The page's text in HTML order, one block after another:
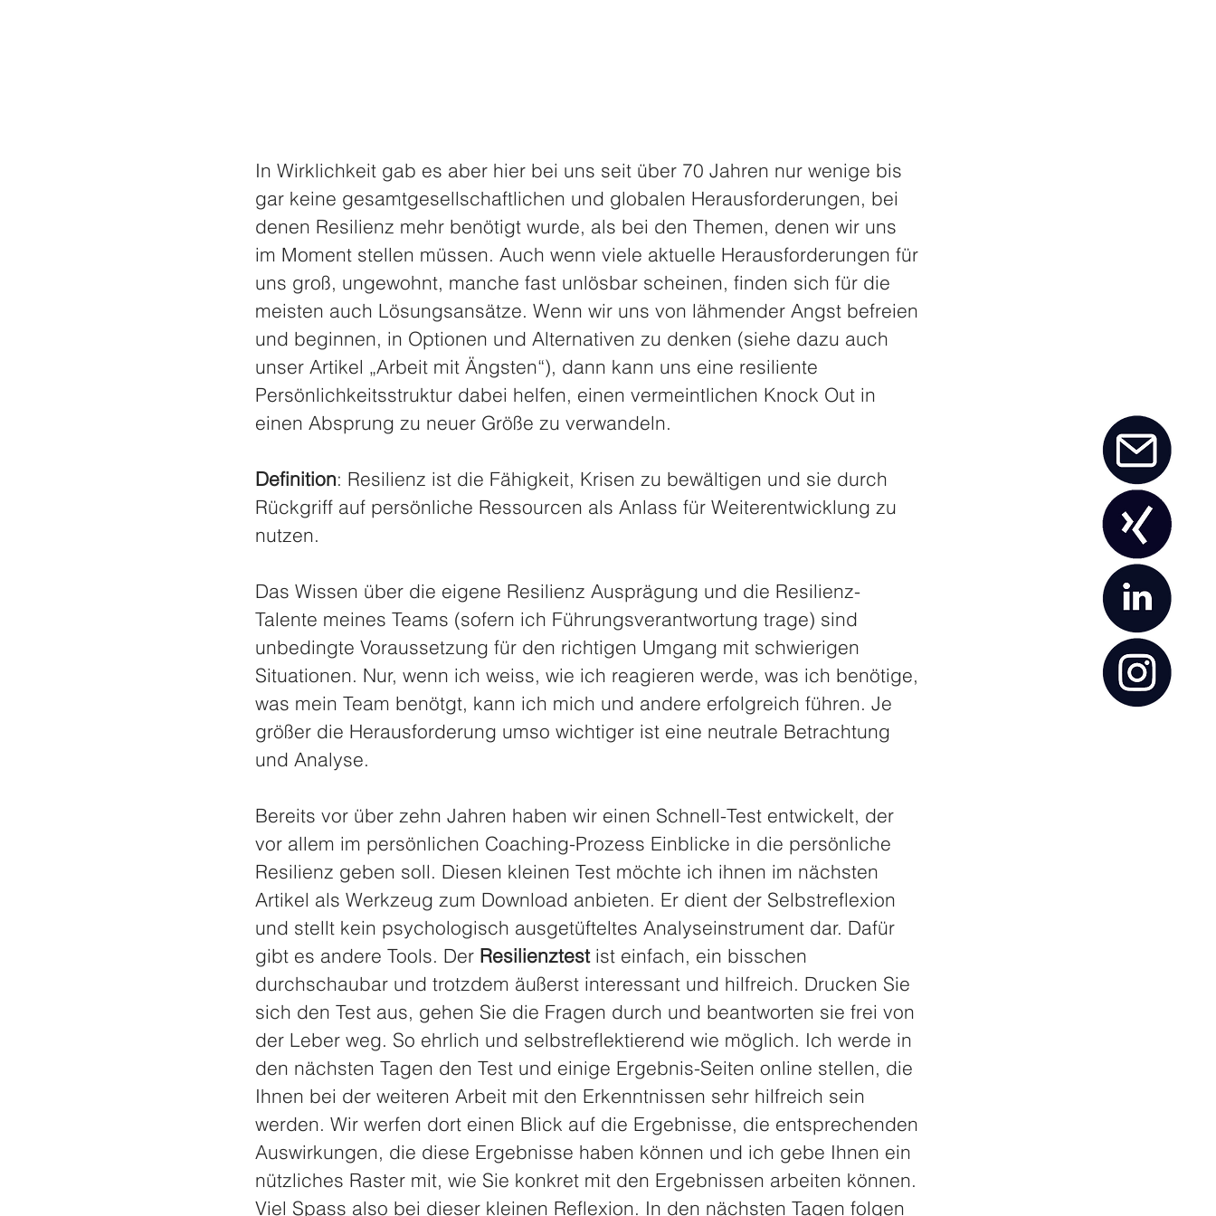
In Wirklichkeit gab es aber hier bei uns seit über 70 Jahren nur wenige bis
gar keine gesamtgesellschaftlichen und globalen Herausforderungen, bei
denen Resilienz mehr benötigt wurde, als bei den Themen, denen wir uns
im Moment stellen müssen. Auch wenn viele aktuelle Herausforderungen für
uns groß, ungewohnt, manche fast unlösbar scheinen, finden sich für die
meisten auch Lösungsansätze. Wenn wir uns von lähmender Angst befreien
und beginnen, in Optionen und Alternativen zu denken (siehe dazu auch
unser Artikel „Arbeit mit Ängsten“), dann kann uns eine resiliente
Persönlichkeitsstruktur dabei helfen, einen vermeintlichen Knock Out in
einen Absprung zu neuer Größe zu verwandeln.
Definition: Resilienz ist die Fähigkeit, Krisen zu bewältigen und sie durch
Rückgriff auf persönliche Ressourcen als Anlass für Weiterentwicklung zu
nutzen.
Das Wissen über die eigene Resilienz Ausprägung und die Resilienz-
Talente meines Teams (sofern ich Führungsverantwortung trage) sind
unbedingte Voraussetzung für den richtigen Umgang mit schwierigen
Situationen. Nur, wenn ich weiss, wie ich reagieren werde, was ich benötige,
was mein Team benötgt, kann ich mich und andere erfolgreich führen. Je
größer die Herausforderung umso wichtiger ist eine neutrale Betrachtung
und Analyse.
Bereits vor über zehn Jahren haben wir einen Schnell-Test entwickelt, der
vor allem im persönlichen Coaching-Prozess Einblicke in die persönliche
Resilienz geben soll. Diesen kleinen Test möchte ich ihnen im nächsten
Artikel als Werkzeug zum Download anbieten. Er dient der Selbstreflexion
und stellt kein psychologisch ausgetüfteltes Analyseinstrument dar. Dafür
gibt es andere Tools. Der Resilienztest ist einfach, ein bisschen
durchschaubar und trotzdem äußerst interessant und hilfreich. Drucken Sie
sich den Test aus, gehen Sie die Fragen durch und beantworten sie frei von
der Leber weg. So ehrlich und selbstreflektierend wie möglich. Ich werde in
den nächsten Tagen den Test und einige Ergebnis-Seiten online stellen, die
Ihnen bei der weiteren Arbeit mit den Erkenntnissen sehr hilfreich sein
werden. Wir werfen dort einen Blick auf die Ergebnisse, die entsprechenden
Auswirkungen, die diese Ergebnisse haben können und ich gebe Ihnen ein
nützliches Raster mit, wie Sie konkret mit den Ergebnissen arbeiten können.
Viel Spass also bei dieser kleinen Reflexion. In den nächsten Tagen folgen